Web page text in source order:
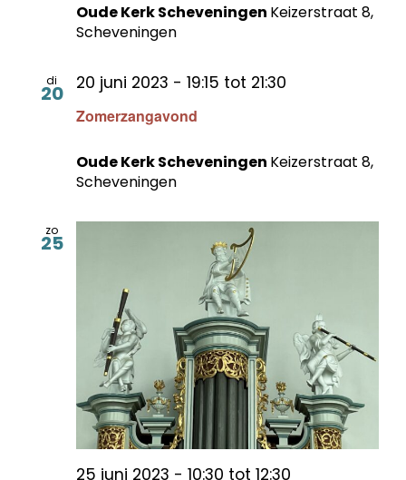
Oude Kerk Scheveningen Keizerstraat 8,
Scheveningen
di
20
Zomerzangavond
20 juni 2023 - 19:15 tot 21:30
Oude Kerk Scheveningen Keizerstraat 8,
Scheveningen
zo
25
25 juni 2023 - 10:30 tot 12:30